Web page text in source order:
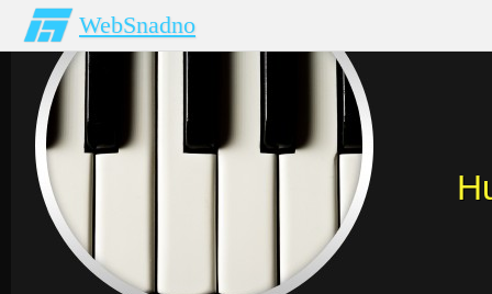
WebSnadno